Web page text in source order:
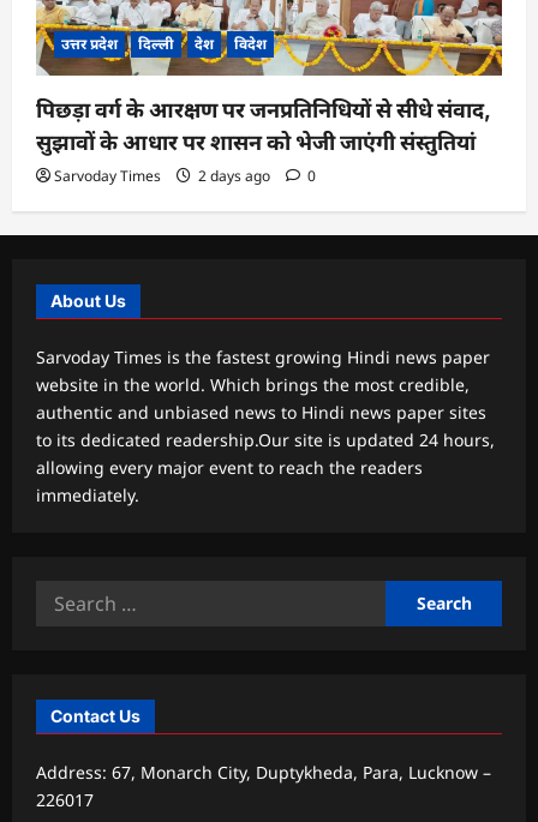
उत्तर प्रदेश दिल्ली देश विदेश
पिछड़ा वर्ग के आरक्षण पर जनप्रतिनिधियों से सीधे संवाद,
सुझावों के आधार पर शासन को भेजी जाएंगी संस्तुतियां
Sarvoday Times 2 days ago 0
About Us
Sarvoday Times is the fastest growing Hindi news paper
website in the world. Which brings the most credible,
authentic and unbiased news to Hindi news paper sites
to its dedicated readership.Our site is updated 24 hours,
allowing every major event to reach the readers
immediately.
Search
Contact Us
Address: 67, Monarch City, Duptykheda, Para, Lucknow –
226017